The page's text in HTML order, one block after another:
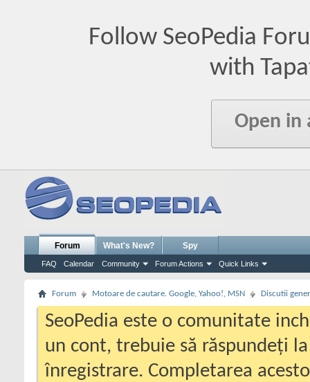
Follow SeoPedia
with
Open in
Forum
FAQ Calendar Community Forum Actions Quick Links
What's New? Spy
Forum Motoare de cautare. Google, Yahoo!, MSN Discutii
SeoPedia este o comunitate
un cont, trebuie să răspundeți
înregistrare. Completarea